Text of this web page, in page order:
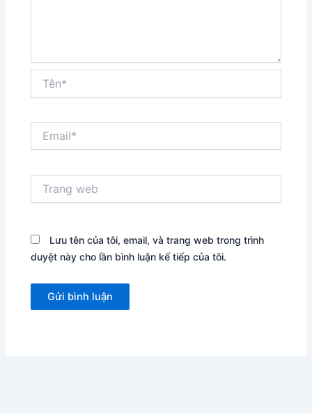
web
Lưu tên của tôi, email, và trang web trong trình
duyệt này cho lần bình luận kế tiếp của tôi.